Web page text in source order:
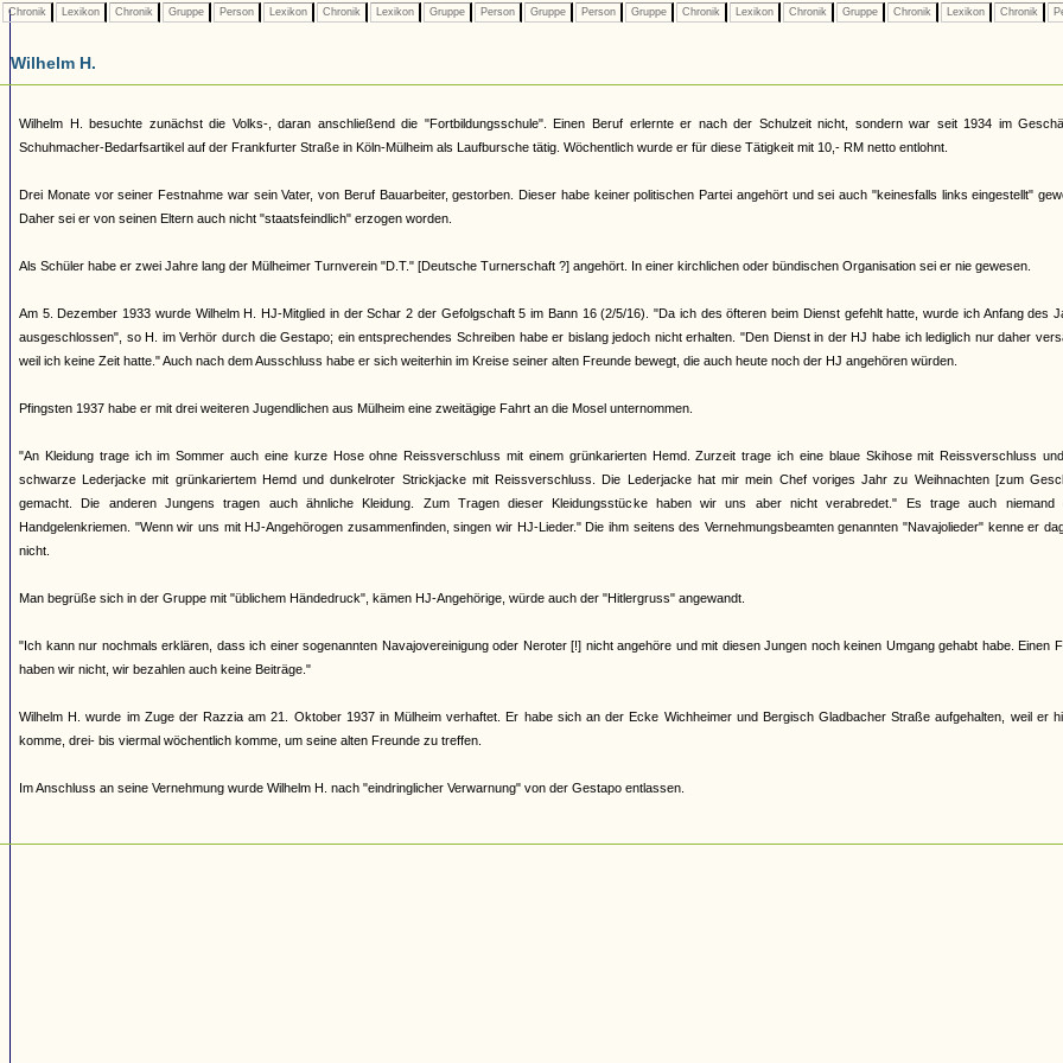
Chronik Lexikon Chronik Gruppe Person Lexikon Chronik Lexikon Gruppe Person Gruppe Person Gruppe Chronik Lexikon Chronik Gruppe Chronik Lexikon Chronik
Wilhelm H.
Wilhelm H. besuchte zunächst die Volks-, daran anschließend die "Fortbildungsschule". Einen Beruf erlernte er nach der Schulzeit nicht, sondern war seit 1934 im
Schuhmacher-Bedarfsartikel auf der Frankfurter Straße in Köln-Mülheim als Laufbursche tätig. Wöchentlich wurde er für diese Tätigkeit mit 10,- RM netto entlohnt.
Drei Monate vor seiner Festnahme war sein Vater, von Beruf Bauarbeiter, gestorben. Dieser habe keiner politischen Partei angehört und sei auch "keinesfalls links eingestellt"
Daher sei er von seinen Eltern auch nicht "staatsfeindlich" erzogen worden.
Als Schüler habe er zwei Jahre lang der Mülheimer Turnverein "D.T." [Deutsche Turnerschaft ?] angehört. In einer kirchlichen oder bündischen Organisation sei er nie gewesen.
Am 5. Dezember 1933 wurde Wilhelm H. HJ-Mitglied in der Schar 2 der Gefolgschaft 5 im Bann 16 (2/5/16). "Da ich des öfteren beim Dienst gefehlt hatte, wurde ich Anfang des
ausgeschlossen", so H. im Verhör durch die Gestapo; ein entsprechendes Schreiben habe er bislang jedoch nicht erhalten. "Den Dienst in der HJ habe ich lediglich nur daher
weil ich keine Zeit hatte." Auch nach dem Ausschluss habe er sich weiterhin im Kreise seiner alten Freunde bewegt, die auch heute noch der HJ angehören würden.
Pfingsten 1937 habe er mit drei weiteren Jugendlichen aus Mülheim eine zweitägige Fahrt an die Mosel unternommen.
"An Kleidung trage ich im Sommer auch eine kurze Hose ohne Reissverschluss mit einem grünkarierten Hemd. Zurzeit trage ich eine blaue Skihose mit Reissverschluss
schwarze Lederjacke mit grünkariertem Hemd und dunkelroter Strickjacke mit Reissverschluss. Die Lederjacke hat mir mein Chef voriges Jahr zu Weihnachten [zum
gemacht. Die anderen Jungens tragen auch ähnliche Kleidung. Zum Tragen dieser Kleidungsstücke haben wir uns aber nicht verabredet." Es trage auch niemand
Handgelenkriemen. "Wenn wir uns mit HJ-Angehörogen zusammenfinden, singen wir HJ-Lieder." Die ihm seitens des Vernehmungsbeamten genannten "Navajolieder" kenne er
nicht.
Man begrüße sich in der Gruppe mit "üblichem Händedruck", kämen HJ-Angehörige, würde auch der "Hitlergruss" angewandt.
"Ich kann nur nochmals erklären, dass ich einer sogenannten Navajovereinigung oder Neroter [!] nicht angehöre und mit diesen Jungen noch keinen Umgang gehabt habe. Einen
haben wir nicht, wir bezahlen auch keine Beiträge."
Wilhelm H. wurde im Zuge der Razzia am 21. Oktober 1937 in Mülheim verhaftet. Er habe sich an der Ecke Wichheimer und Bergisch Gladbacher Straße aufgehalten, weil er
komme, drei- bis viermal wöchentlich komme, um seine alten Freunde zu treffen.
Im Anschluss an seine Vernehmung wurde Wilhelm H. nach "eindringlicher Verwarnung" von der Gestapo entlassen.